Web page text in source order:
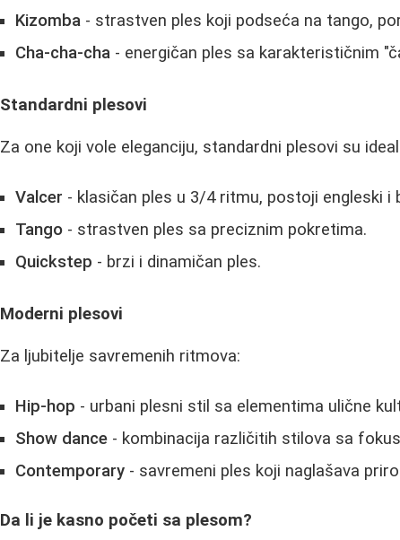
Kizomba - strastven ples koji podseća na tango,
Cha-cha-cha - energičan ples sa karakterističnim
Standardni plesovi
Za one koji vole eleganciju, standardni plesovi su
Valcer - klasičan ples u 3/4 ritmu, postoji engleski i
Tango - strastven ples sa preciznim pokretima.
Quickstep - brzi i dinamičan ples.
Moderni plesovi
Za ljubitelje savremenih ritmova:
Hip-hop - urbani plesni stil sa elementima ulične
Show dance - kombinacija različitih stilova sa
Contemporary - savremeni ples koji naglašava
Da li je kasno početi sa plesom?